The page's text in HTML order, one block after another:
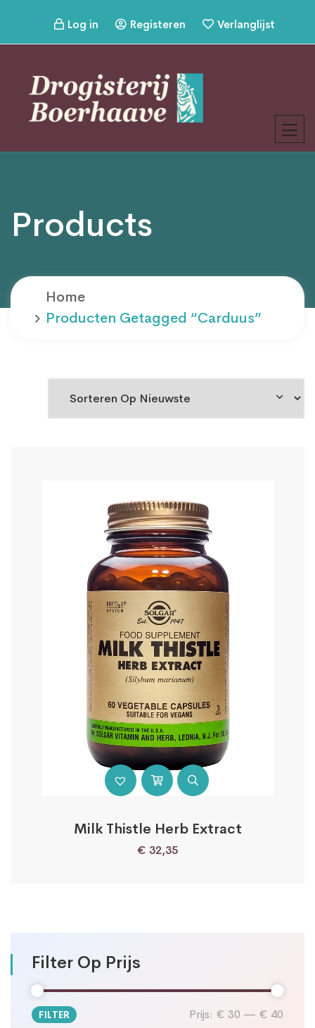
Log in Registeren Verlanglijst
Products
Home
Producten Getagged “Carduus”
Filter Op Prijs
Min.
Max.
FILTER Prijs: € 30 — € 40
Milk Thistle Herb Extract
€ 32,35